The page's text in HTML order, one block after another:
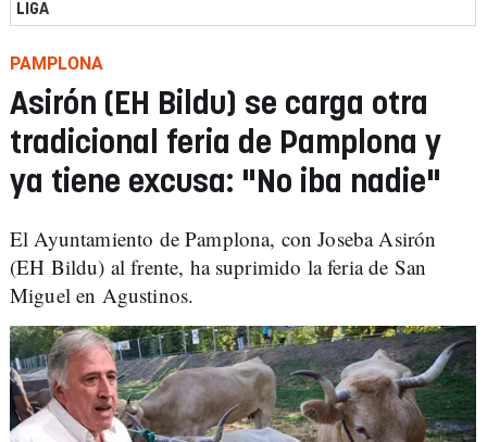
LIGA
PAMPLONA
Asirón (EH Bildu) se carga otra
tradicional feria de Pamplona y
ya tiene excusa: "No iba nadie"
El Ayuntamiento de Pamplona, con Joseba Asirón
(EH Bildu) al frente, ha suprimido la feria de San
Miguel en Agustinos.